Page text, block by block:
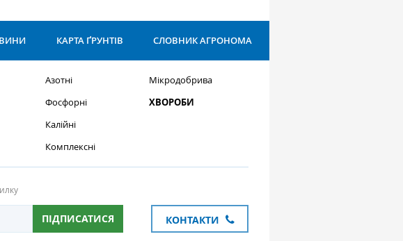
КАРТА ҐРУНТІВ СЛОВНИК АГРОНОМА
Азотні
Фосфорні
Калійні
Комплексні
Мікродобрива
ХВОРОБИ
ПІДПИСАТИСЯ КОНТАКТИ